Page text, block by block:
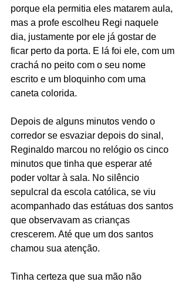
porque ela permitia eles matarem aula,
mas a profe escolheu Regi naquele
dia, justamente por ele já gostar de
ficar perto da porta. E lá foi ele, com um
crachá no peito com o seu nome
escrito e um bloquinho com uma
caneta colorida.
Depois de alguns minutos vendo o
corredor se esvaziar depois do sinal,
Reginaldo marcou no relógio os cinco
minutos que tinha que esperar até
poder voltar à sala. No silêncio
sepulcral da escola católica, se viu
acompanhado das estátuas dos santos
que observavam as crianças
crescerem. Até que um dos santos
chamou sua atenção.
Tinha certeza que sua mão não